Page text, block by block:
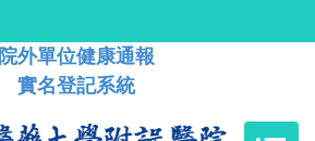
院外單位健康通報
實名登記系統